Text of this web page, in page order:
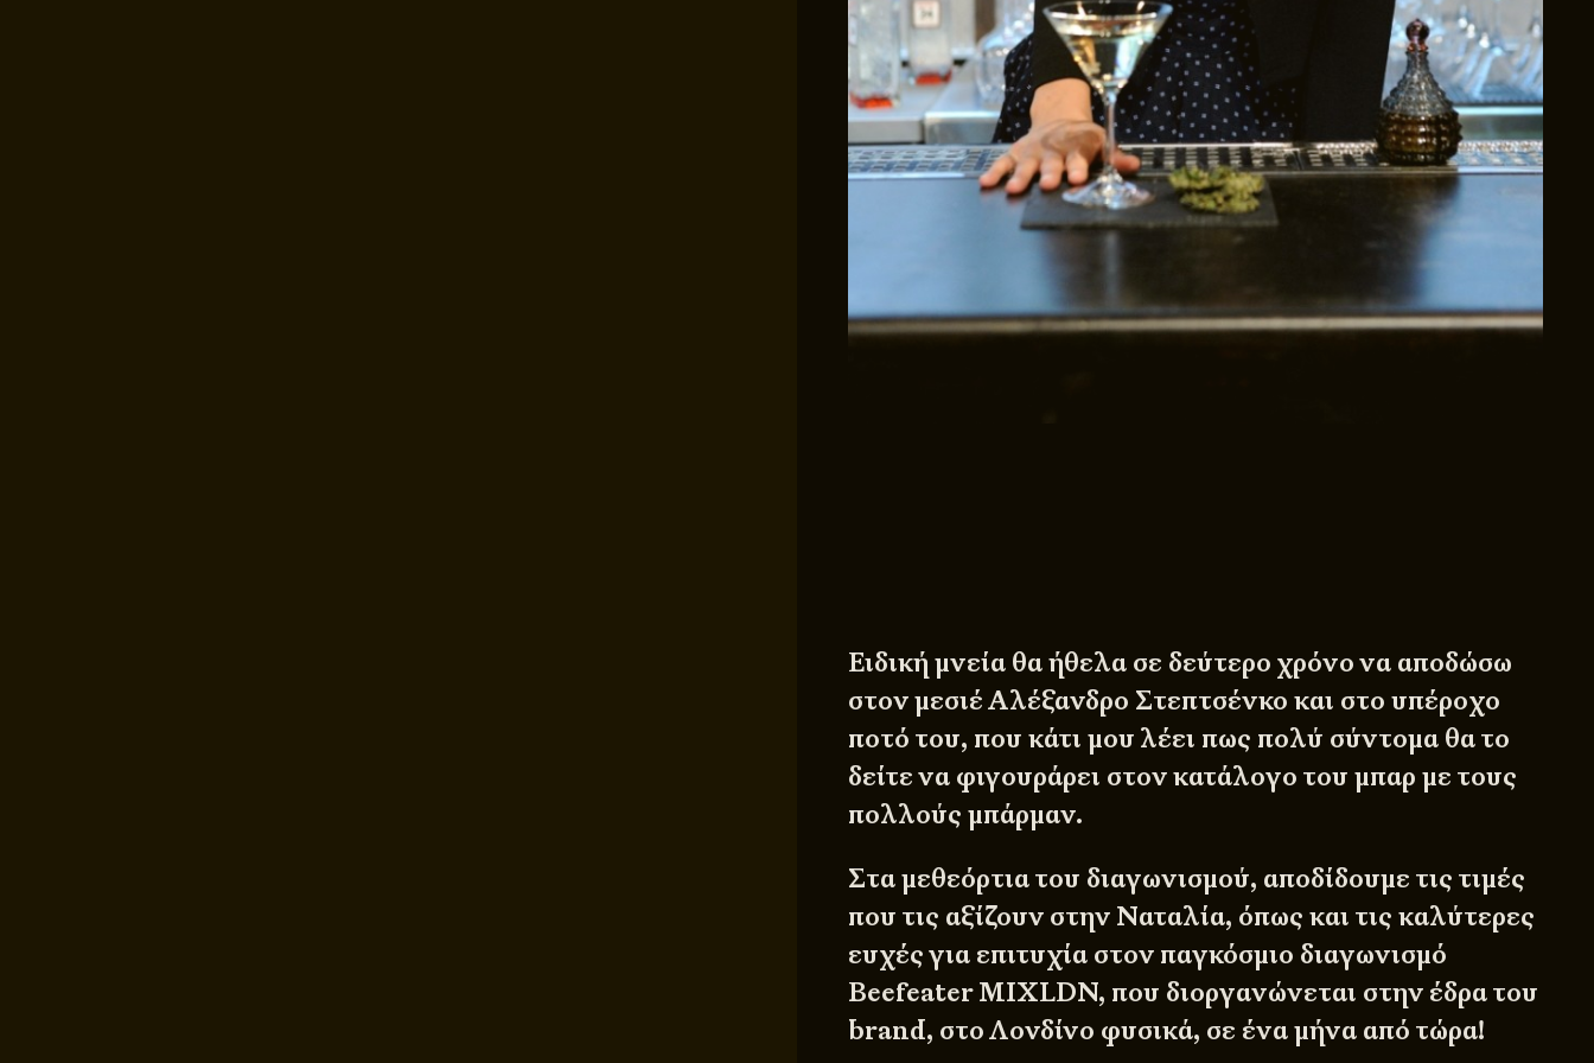
Ειδική μνεία θα ήθελα σε δεύτερο χρόνο να αποδώσω
στον μεσιέ Αλέξανδρο Στεπτσένκο και στο υπέροχο
ποτό του, που κάτι μου λέει πως πολύ σύντομα θα το
δείτε να φιγουράρει στον κατάλογο του μπαρ με τους
πολλούς μπάρμαν.
Στα μεθεόρτια του διαγωνισμού, αποδίδουμε τις τιμές
που τις αξίζουν στην Ναταλία, όπως και τις καλύτερες
ευχές για επιτυχία στον παγκόσμιο διαγωνισμό
Beefeater MIXLDN, που διοργανώνεται στην έδρα του
brand, στο Λονδίνο φυσικά, σε ένα μήνα από τώρα!